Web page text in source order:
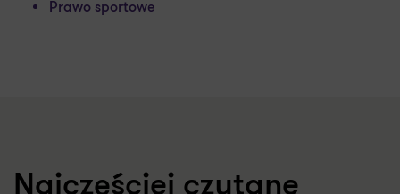
Prawo sportowe
Najczęściej czytane